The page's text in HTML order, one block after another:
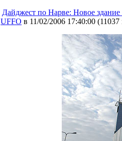
Дайджест по Нарве: Новое
UFFO в 11/02/2006 17:40:00 (